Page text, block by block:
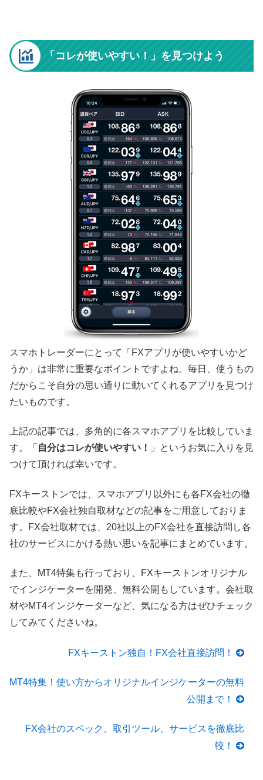
「コレが使いやすい！」を見つけよう
スマホトレーダーにとって「FXアプリが使いやすいかど
うか」は非常に重要なポイントですよね。毎日、使うもの
だからこそ自分の思い通りに動いてくれるアプリを見つけ
たいものです。
上記の記事では、多角的に各スマホアプリを比較していま
す。「 自分はコレが使いやすい！
」というお気に入りを見
つけて頂ければ幸いです。
FXキーストンでは、スマホアプリ以外にも各FX会社の徹
底比較やFX会社独自取材などの記事をご用意しておりま
す。FX会社取材では、20社以上のFX会社を直接訪問し各
社のサービスにかける熱い思いを記事にまとめています。
また、MT4特集も行っており、FXキーストンオリジナル
でインジケーターを開発、無料公開もしています。会社取
材やMT4インジケーターなど、気になる方はぜひチェック
してみてくださいね。
FXキーストン独自！FX会社直接訪問！
MT4特集！使い方からオリジナルインジケーターの無料
公開まで！
FX会社のスペック、取引ツール、サービスを徹底比
較！